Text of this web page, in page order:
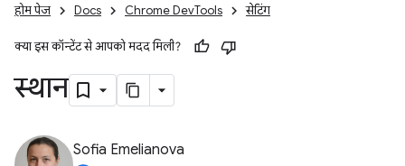
होम पेज Docs Chrome DevTools सेटिंग
क्या इस कॉन्टेंट से आपको मदद मिली?
स्थान
Sofia Emelianova